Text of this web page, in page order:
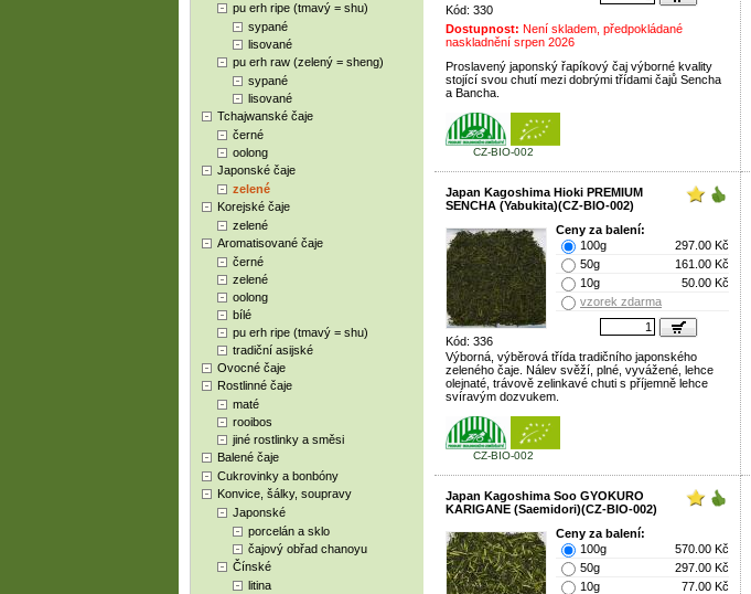
pu erh ripe (tmavý = shu)
sypané
lisované
pu erh raw (zelený = sheng)
sypané
lisované
Tchajwanské čaje
černé
oolong
Japonské čaje
zelené
Korejské čaje
zelené
Aromatisované čaje
černé
zelené
oolong
bílé
pu erh ripe (tmavý = shu)
tradiční asijské
Ovocné čaje
Rostlinné čaje
maté
rooibos
jiné rostlinky a směsi
Balené čaje
Cukrovinky a bonbóny
Konvice, šálky, soupravy
Japonské
porcelán a sklo
čajový obřad chanoyu
Čínské
litina
Kód: 330
Dostupnost: Není skladem, předpokládané
naskladnění srpen 2026
Proslavený japonský řapíkový čaj výborné kvality
stojící svou chutí mezi dobrými třídami čajů Sencha
a Bancha.
CZ-BIO-002
Japan Kagoshima Hioki PREMIUM
SENCHA (Yabukita)(CZ-BIO-002)
Kód: 336
Ceny za balení:
100g
297.00 Kč
50g
161.00 Kč
10g
50.00 Kč
vzorek zdarma
Výborná, výběrová třída tradičního japonského
zeleného čaje. Nálev svěží, plné, vyvážené, lehce
olejnaté, trávově zelinkavé chuti s příjemně lehce
svíravým dozvukem.
CZ-BIO-002
Japan Kagoshima Soo GYOKURO
KARIGANE (Saemidori)(CZ-BIO-002)
Ceny za balení:
100g
570.00 Kč
50g
297.00 Kč
10g
77.00 Kč